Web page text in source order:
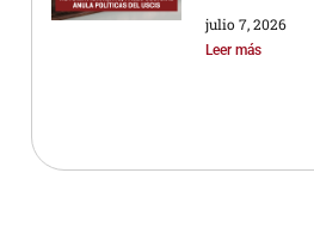
julio 7, 2026
Leer más